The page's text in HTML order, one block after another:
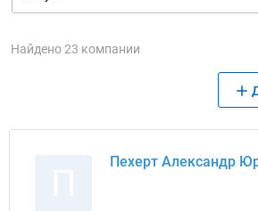
Найдено 23 компании
Пехерт Александр